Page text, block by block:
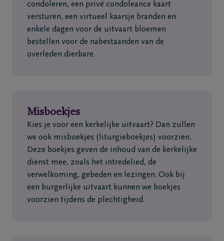
condoleren, een privé condoleance kaart
versturen, een virtueel kaarsje branden en
enkele dagen voor de uitvaart bloemen
bestellen voor de nabestaanden van de
overleden dierbare.
Misboekjes
Kies je voor een kerkelijke uitvaart? Dan zullen
we ook misboekjes (liturgieboekjes) voorzien.
Deze boekjes geven de inhoud van de kerkelijke
dienst mee, zoals het intredelied, de
verwelkoming, gebeden en lezingen. Ook bij
een burgerlijke uitvaart kunnen we boekjes
voorzien tijdens de plechtigheid.